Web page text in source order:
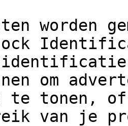
worden
om
te tonen,
van je